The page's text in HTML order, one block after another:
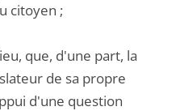
citoyen ;
que, d'une part, la
de sa propre
d'une question